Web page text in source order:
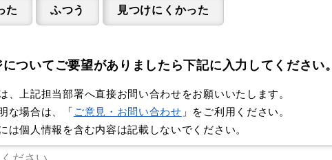
た ふつう 見つけにくかった
ついてご要望がありましたら下記に入力してください。
、上記担当部署へ直接お問い合わせをお願いいたします。
な場合は、「 ご意見・お問い合わせ 」をご利用ください。
は個人情報を含む内容は記載しないでください。